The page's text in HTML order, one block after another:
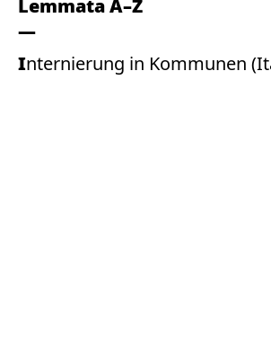
Lemmata A–Z
Internierung in Kommunen